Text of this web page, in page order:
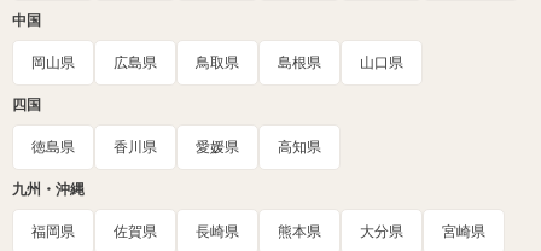
中国
岡山県 広島県 鳥取県 島根県 山口県
四国
徳島県 香川県 愛媛県 高知県
九州・沖縄
福岡県 佐賀県 長崎県 熊本県 大分県 宮崎県